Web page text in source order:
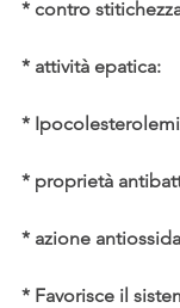
* contro
* attività epatica:
*
* proprietà
* azione
* Favorisce il